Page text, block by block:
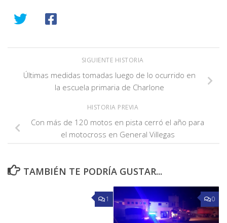
SIGUIENTE HISTORIA
Últimas medidas tomadas luego de lo ocurrido en
la escuela primaria de Charlone
HISTORIA PREVIA
Con más de 120 motos en pista cerró el año para
el motocross en General Villegas
TAMBIÉN TE PODRÍA GUSTAR...
1 0